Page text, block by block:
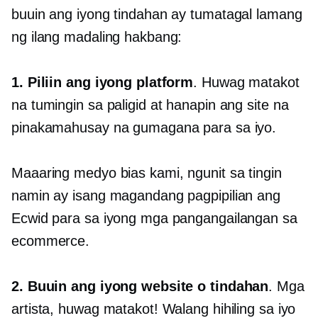
buuin ang iyong tindahan ay tumatagal lamang
ng ilang madaling hakbang:
1. Piliin ang iyong platform. Huwag matakot
na tumingin sa paligid at hanapin ang site na
pinakamahusay na gumagana para sa iyo.
Maaaring medyo bias kami, ngunit sa tingin
namin ay isang magandang pagpipilian ang
Ecwid para sa iyong mga pangangailangan sa
ecommerce.
2. Buuin ang iyong website o tindahan. Mga
artista, huwag matakot! Walang hihiling sa iyo